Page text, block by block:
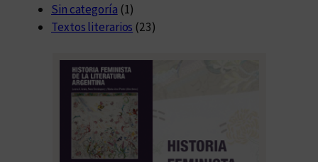
Sin categoría (1)
Textos literarios (23)